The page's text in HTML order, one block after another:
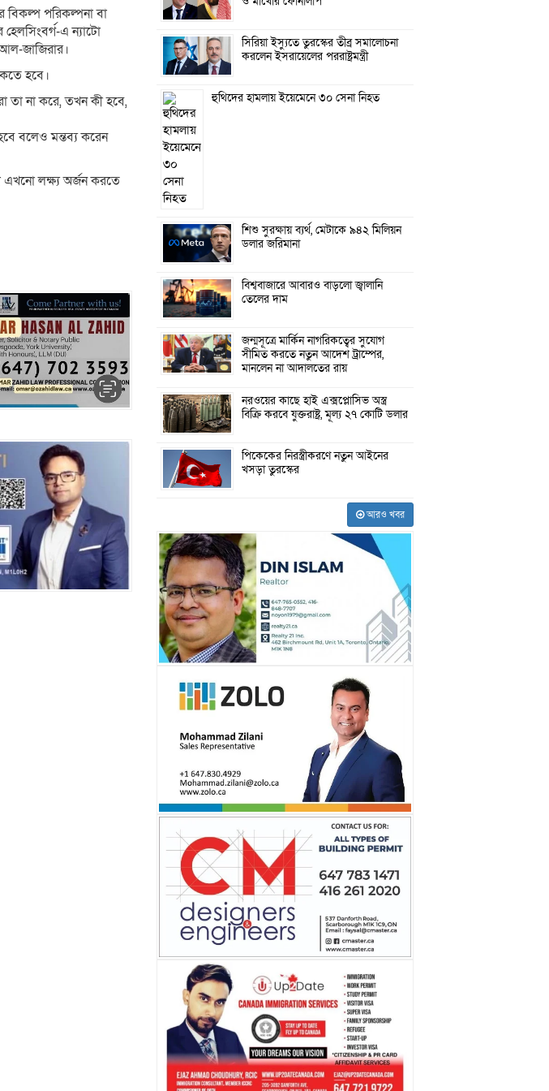
বিকল্প পরিকল্পনা বা
হেলসিংবর্গ-এ ন্যাটো
জাজিরার।
হবে।
তা না করে, তখন কী হবে,
বলেও মন্তব্য করেন
এখনো লক্ষ্য অর্জন করতে
সিরিয়া ইস্যুতে তুরস্কের তীব্র সমালোচনা
করলেন ইসরায়েলের পররাষ্ট্রমন্ত্রী
হুথিদের হামলায় ইয়েমেনে ৩০ সেনা নিহত
শিশু সুরক্ষায় ব্যর্থ, মেটাকে ৯৪২ মিলিয়ন
ডলার জরিমানা
বিশ্ববাজারে আবারও বাড়লো জ্বালানি
তেলের দাম
জন্মসূত্রে মার্কিন নাগরিকত্বের সুযোগ
সীমিত করতে নতুন আদেশ ট্রাম্পের,
মানলেন না আদালতের রায়
নরওয়ের কাছে হাই এক্সপ্লোসিভ অস্ত্র
বিক্রি করবে যুক্তরাষ্ট্র, মূল্য ২৭ কোটি ডলার
পিকেকের নিরস্ত্রীকরণে নতুন আইনের
খসড়া তুরস্কের
আরও খবর